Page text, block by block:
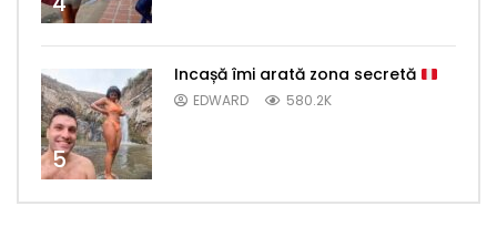
5
Incașă îmi arată zona secretă
EDWARD 580.2K